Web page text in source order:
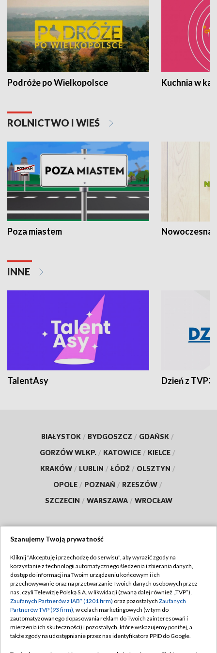
Podróże po Wielkopolsce Kuchnia w
ROLNICTWO I WIEŚ
Poza miastem Nowoczesna
INNE
TalentAsy Dzień z TVP3
BIAŁYSTOK / BYDGOSZCZ / GDAŃSK /
GORZÓW WLKP. / KATOWICE / KIELCE /
KRAKÓW / LUBLIN / ŁÓDŹ / OLSZTYN /
OPOLE / POZNAŃ / RZESZÓW /
SZCZECIN / WARSZAWA / WROCŁAW
TVP
Abonament TVP
Emisja w TVP
Centrum informacji TVP
Naziemna Telewizja Cyfrowa
Regulamin TVP
Polityka prywatności
Moje zgody
Pomoc
Szanujemy Twoją prywatność
Kliknij "Akceptuję i przechodzę do serwisu", aby wyrazić zgody na
korzystanie z technologii automatycznego śledzenia i zbierania danych,
dostęp do informacji na Twoim urządzeniu końcowym i ich
przechowywanie oraz na przetwarzanie Twoich danych osobowych przez
nas, czyli Telewizję Polską S.A. w likwidacji (zwaną dalej również „TVP”),
Zaufanych Partnerów z IAB* (1201 firm) oraz pozostałych Zaufanych
Partnerów TVP (93 firm), w celach marketingowych (w tym do
zautomatyzowanego dopasowania reklam do Twoich zainteresowań i
mierzenia ich skuteczności) i pozostałych, które wskazujemy poniżej, a
także zgody na udostępnianie przez nas identyfikatora PPID do Google.